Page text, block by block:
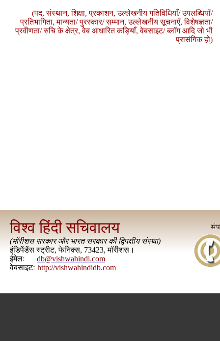
(पद, संस्थान, शिक्षा, प्रकाशन, उल्लेखनीय गतिविधियाँ/ उपलब्धियाँ/
प्रतिभागिता, मान्यता/ पुरस्कार/ सम्मान, उल्लेखनीय सूचनाएँ, विशेषज्ञता/
प्रवीणता/ रुचि के क्षेत्र, वेब आधारित कड़ियाँ, वेबसाइट/ ब्लॉग आदि जो भी
प्रासंगिक हो)
विश्व हिंदी सचिवालय
(मॉरीशस सरकार और भारत सरकार की द्विपक्षीय संस्था)
इंडिपेंडेंस स्ट्रीट, फेनिक्स, 73423, मॉरीशस।
ईमेलः
db@vishwahindi.com
वेबसाइटः http://vishwahindidb.com